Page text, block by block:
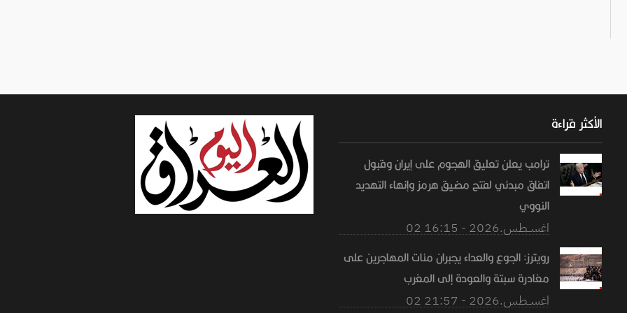
الأكثر قراءة
ترامب يعلن تعليق الهجوم على إيران وقبول
اتفاق مبدئي لفتح مضيق هرمز وإنهاء التهديد
النووي
02 اغســطس.2026 - 16:15
رويترز: الجوع والعداء يجبران مئات المهاجرين على
مغادرة سبتة والعودة إلى المغرب
02 اغســطس.2026 - 21:57